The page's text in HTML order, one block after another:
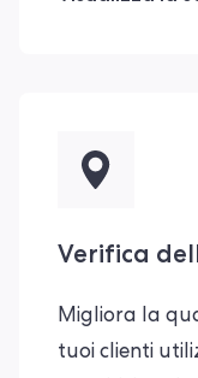
Verifica
Migliora la
tuoi clienti